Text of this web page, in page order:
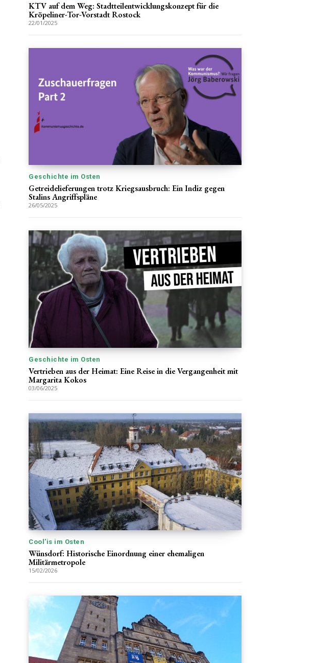
KTV auf dem Weg: Stadtteilentwicklungskonzept für die
Kröpeliner-Tor-Vorstadt Rostock
22/01/2025
Geschichte im Osten
Getreidelieferungen trotz Kriegsausbruch: Ein Indiz gegen
Stalins Angriffspläne
26/05/2025
Geschichte im Osten
Vertrieben aus der Heimat: Eine Reise in die Vergangenheit mit
Margarita Kokos
03/06/2025
Cool'is im Osten
Wünsdorf: Historische Einordnung einer ehemaligen
Militärmetropole
15/02/2026